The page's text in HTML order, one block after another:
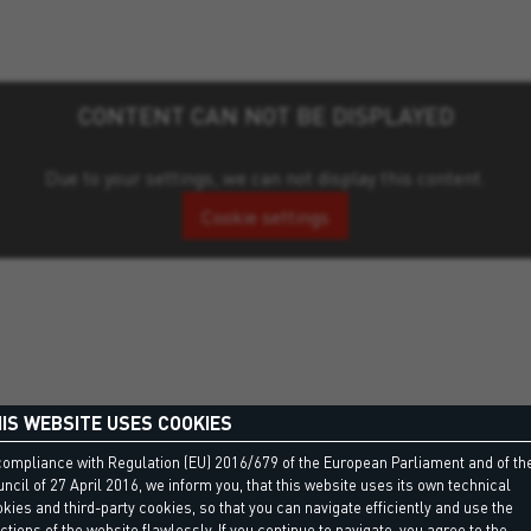
CONTENT CAN NOT BE DISPLAYED
Due to your settings, we can not display this content.
Cookie settings
WEBSITE USES COOKIES
with Regulation (EU) 2016/679 of the European Parliament and of
of 27 April 2016, we inform you, that this website uses its own technical
and third-party cookies, so that you can navigate efficiently and use the